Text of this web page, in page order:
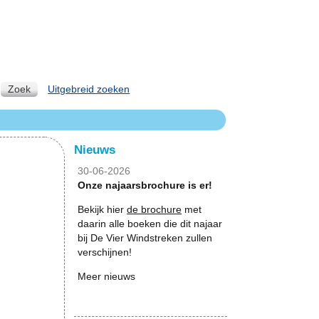
Nieuws
30-06-2026
Onze najaarsbrochure is er!
Bekijk hier de brochure met
daarin alle boeken die dit najaar
bij De Vier Windstreken zullen
verschijnen!
Meer nieuws
Zoek Uitgebreid zoeken